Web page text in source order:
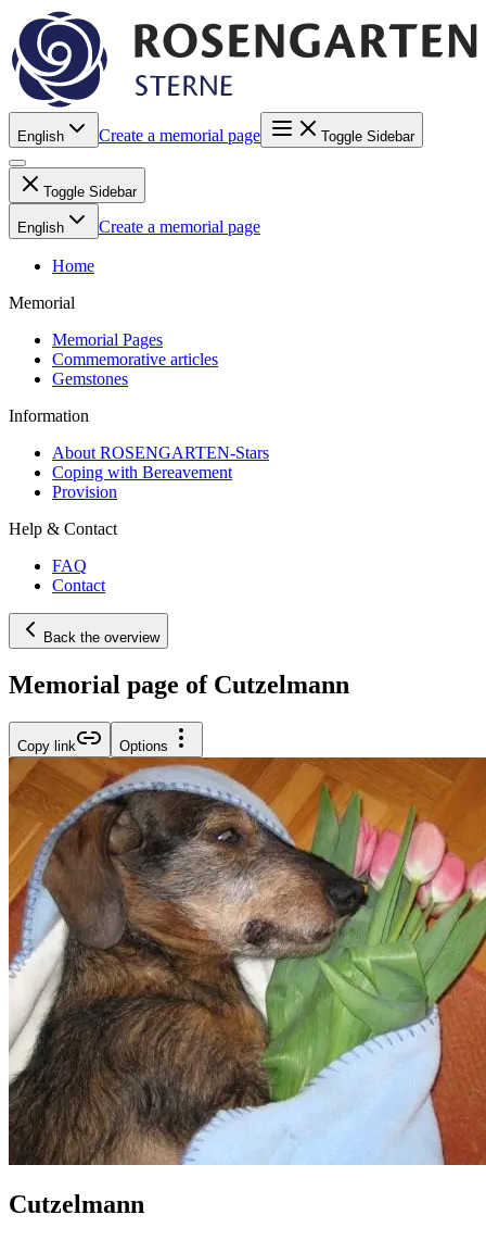
English Create a memorial page Toggle Sidebar
Toggle Sidebar
English Create a memorial page
Home
Memorial
Memorial Pages
Commemorative articles
Gemstones
Information
About ROSENGARTEN-Stars
Coping with Bereavement
Provision
Help & Contact
FAQ
Contact
Back the overview
Memorial page of Cutzelmann
Copy link Options
Cutzelmann